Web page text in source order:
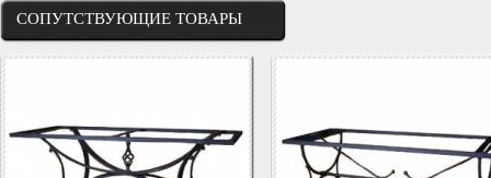
СОПУТСТВУЮЩИЕ ТОВАРЫ